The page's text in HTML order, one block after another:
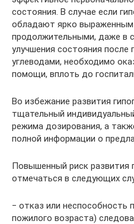
состояния. В случае если
обладают ярко выраженным
продолжительными, даже в
улучшения состояния после
углеводами, необходимо
помощи, вплоть до
Во избежание развития
тщательный
режима дозирования, а
полной информации о
Повышенный риск развития
отмечаться в следующих
‒ отказ или неспособность
пожилого возраста)